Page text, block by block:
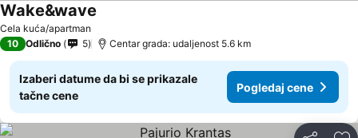
Cela kuća/apartman
Wake&wave
10 Odlično 5 Centar grada: udaljenost 5.6 km
Izaberi datume da bi se prikazale
tačne cene
Pogledaj cene